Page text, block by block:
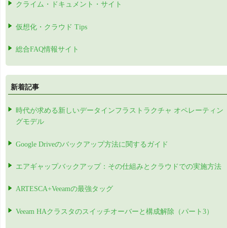
クライム・ドキュメント・サイト
仮想化・クラウド Tips
総合FAQ情報サイト
新着記事
時代が求める新しいデータインフラストラクチャ オペレーティン
グモデル
Google Driveのバックアップ方法に関するガイド
エアギャップバックアップ：その仕組みとクラウドでの実施方法
ARTESCA+Veeamの最強タッグ
Veeam HAクラスタのスイッチオーバーと構成解除（パート3）